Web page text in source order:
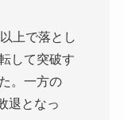
上で落とし
して突破す
。一方の
退となっ